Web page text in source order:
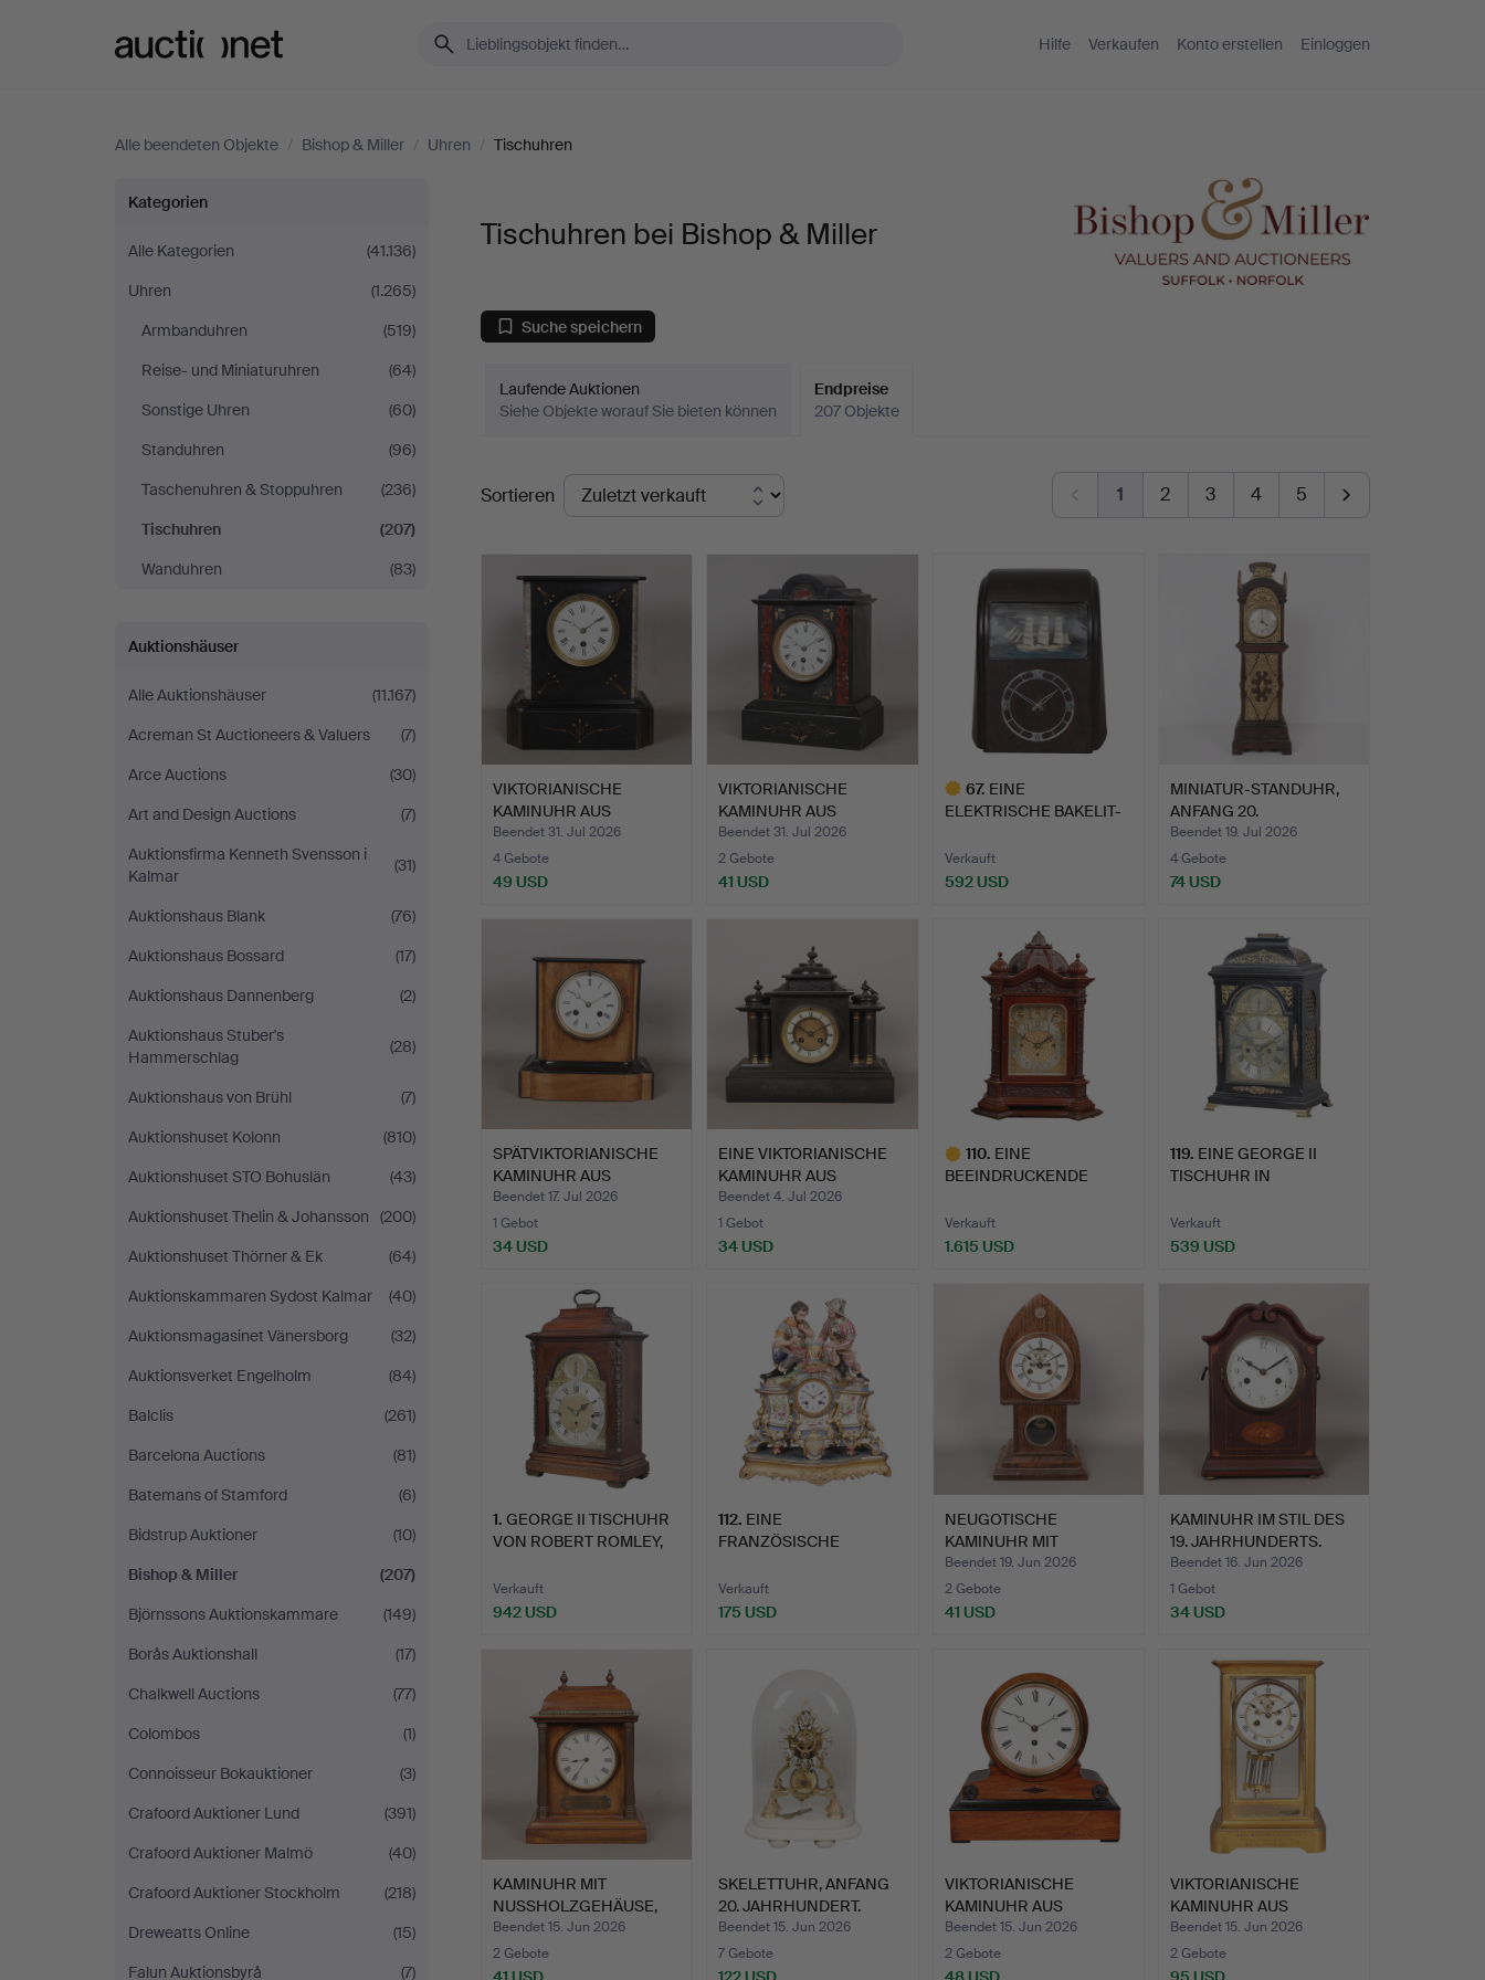
Hilfe Verkaufen Konto erstellen Einloggen
Alle beendeten Objekte / Bishop & Miller / Uhren / Tischuhren
Tischuhren
bei
Bishop
Miller
Kategorien
Alle Kategorien
(41.136)
Uhren
(1.265)
Armbanduhren
(519)
Reise- und Miniaturuhren
(64)
Sonstige Uhren
(60)
Standuhren
(96)
Taschenuhren & Stoppuhren
(236)
Tischuhren
(207)
Wanduhren
(83)
Auktionshäuser
Alle Auktionshäuser
(11.167)
Acreman St Auctioneers & Valuers
(7)
Arce Auctions
(30)
Art and Design Auctions
(7)
Auktionsfirma Kenneth Svensson i
Kalmar
(31)
Auktionshaus Blank
(76)
Auktionshaus Bossard
(17)
Auktionshaus Dannenberg
(2)
Auktionshaus Stuber's
Hammerschlag
(28)
Auktionshaus von Brühl
(7)
Auktionshuset Kolonn
(810)
Auktionshuset STO Bohuslän
(43)
Auktionshuset Thelin & Johansson
(200)
Auktionshuset Thörner & Ek
(64)
Auktionskammaren Sydost Kalmar
(40)
Auktionsmagasinet Vänersborg
(32)
Auktionsverket Engelholm
(84)
Balclis
(261)
Barcelona Auctions
(81)
Batemans of Stamford
(6)
Bidstrup Auktioner
(10)
Bishop & Miller
(207)
Björnssons Auktionskammare
(149)
Borås Auktionshall
(17)
Chalkwell Auctions
(77)
Colombos
(1)
Connoisseur Bokauktioner
(3)
Crafoord Auktioner Lund
(391)
Crafoord Auktioner Malmö
(40)
Crafoord Auktioner Stockholm
(218)
Dreweatts Online
(15)
Falun Auktionsbyrå
(7)
Tischuhren bei Bishop & Miller
Suche speichern
Laufende Auktionen
Siehe Objekte worauf Sie bieten können
Endpreise
207 Objekte
Endpreise
Sortieren 1 2 3 4 5
VIKTORIANISCHE
KAMINUHR AUS
SCHWARZEM SCHI…
Beendet 31. Jul 2026
4 Gebote
49 USD
VIKTORIANISCHE
KAMINUHR AUS
SCHWARZEM SCHI…
Beendet 31. Jul 2026
2 Gebote
41 USD
67. EINE
ELEKTRISCHE BAKELIT-
Verkauft
592 USD
MINIATUR-STANDUHR,
ANFANG 20.
JAHRHUNDERT,…
Beendet 19. Jul 2026
4 Gebote
74 USD
SPÄTVIKTORIANISCHE
KAMINUHR AUS
NUSSBAUM U…
Beendet 17. Jul 2026
1 Gebot
34 USD
EINE VIKTORIANISCHE
KAMINUHR AUS
SCHWARZEM…
Beendet 4. Jul 2026
1 Gebot
34 USD
110. EINE
BEEINDRUCKENDE
MAH…
Verkauft
1.615 USD
119. EINE GEORGE II
TISCHUHR IN
Verkauft
539 USD
1. GEORGE II TISCHUHR
VON ROBERT ROMLEY,
Verkauft
942 USD
112. EINE
FRANZÖSISCHE
AUS D…
Verkauft
175 USD
NEUGOTISCHE
KAMINUHR MIT
GEHÄUSE AUS EICHE.
Beendet 19. Jun 2026
2 Gebote
41 USD
KAMINUHR IM STIL DES
19. JAHRHUNDERTS.
Beendet 16. Jun 2026
1 Gebot
34 USD
KAMINUHR MIT
NUSSHOLZGEHÄUSE,
ENDE DES 19.…
Beendet 15. Jun 2026
2 Gebote
SKELETTUHR, ANFANG
20. JAHRHUNDERT.
Beendet 15. Jun 2026
7 Gebote
VIKTORIANISCHE
KAMINUHR AUS
NUSSBAUM UND E…
Beendet 15. Jun 2026
2 Gebote
VIKTORIANISCHE
KAMINUHR AUS
MESSING UND VI…
Beendet 15. Jun 2026
2 Gebote